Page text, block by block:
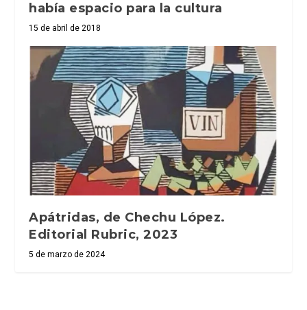
había espacio para la cultura
15 de abril de 2018
Apátridas, de Chechu López.
Editorial Rubric, 2023
5 de marzo de 2024